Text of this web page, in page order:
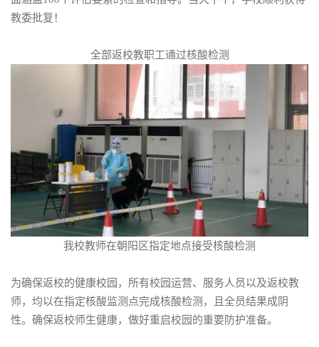
教委批复！
全部返校教职工通过核酸检测
我校教师在朝阳区指定地点接受核酸检测
为确保返校的健康校园，所有校园运营、服务人员以及返校教
师，均以在指定核酸监测点完成核酸检测，且全员结果成阴
性。确保返校师生健康，做好重启校园的重要防护准备。